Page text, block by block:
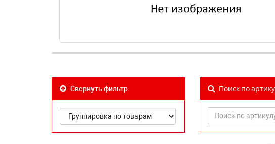
Свернуть фильтр Поиск по